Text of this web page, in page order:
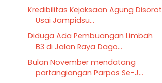
Kredibilitas Kejaksaan Agung Disorot
Usai Jampidsu...
Diduga Ada Pembuangan Limbah
B3 di Jalan Raya Dago...
Bulan November mendatang
partangiangan Parpos Se-J...